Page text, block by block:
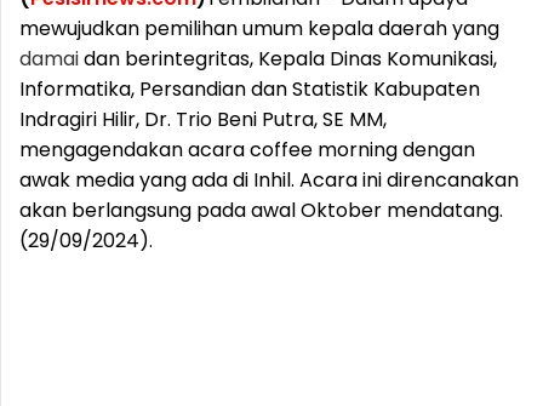
mewujudkan pemilihan umum kepala daerah yang
damaidan berintegritas, Kepala Dinas Komunikasi,
Informatika, Persandian dan Statistik Kabupaten
Indragiri Hilir, Dr. Trio Beni Putra, SE MM,
mengagendakan acara coffee morning dengan
awak media yang ada di Inhil. Acara ini direncanakan
akan berlangsung pada awal Oktober mendatang.
(29/09/2024).